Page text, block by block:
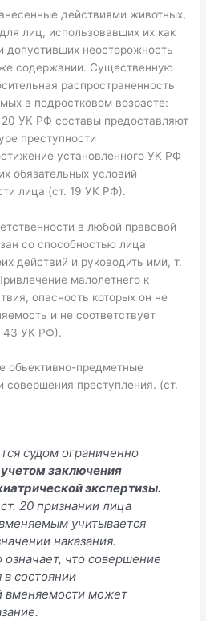
действиями животных,
лиц, использовавших их как
допустивших неосторожность
содержании. Существенную
распространенность
в подростковом возрасте:
УК РФ составы предоставляют
преступности
установленного УК РФ
обязательных условий
лица (ст. 19 УК РФ).
в любой правовой
со способностью лица
действий и руководить ими, т.
малолетнего к
опасность которых он не
и не соответствует
43 УК РФ).
обьективно-предметные
совершения преступления. (ст.
судом ограниченно
заключения
экспертизы.
20 признании лица
учитывается
наказания.
означает, что совершение
в состоянии
вменяемости может